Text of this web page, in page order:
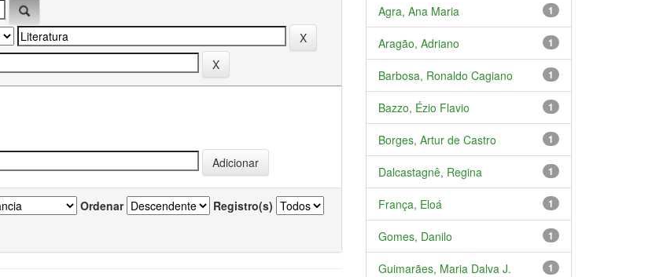
Ordenar Registro(s)
1
Agra, Ana Maria
1
Aragão, Adriano
1
Barbosa, Ronaldo Cagiano
1
Bazzo, Ézio Flavio
1
Borges, Artur de Castro
1
Dalcastagnê, Regina
1
França, Eloá
1
Gomes, Danilo
1
Guimarães, Maria Dalva J.